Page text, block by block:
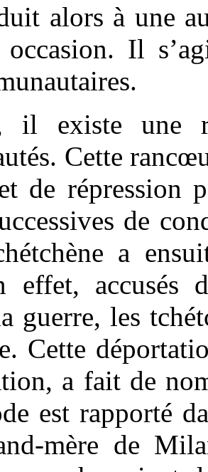
alors à une
occasion. Il
il existe une
Cette
de répression
de
a
effet, accusés
guerre, les
Cette
a fait de
est rapporté
mère de